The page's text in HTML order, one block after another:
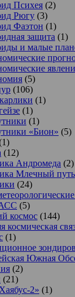
Психея (2)
Рюгу (3)
Фаэтон (1)
защита (1)
и малые
(5)
(106)
(1)
(1)
(1)
«Бион» (5)
(12)
Андромеда (2)
Млечный путь
(24)
(5)
космос (144)
космическая
(1)
Южная
(2)
(21)
2» (1)